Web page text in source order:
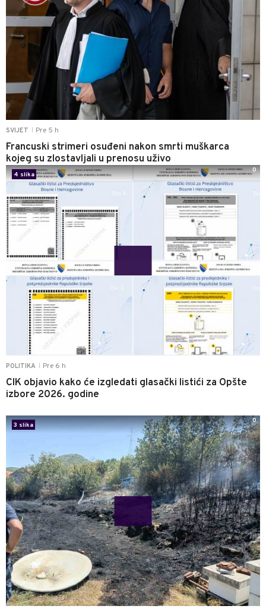
SVIJET Pre 5 h
Francuski strimeri osuđeni nakon smrti muškarca
kojeg su zlostavljali u prenosu uživo
POLITIKA Pre 6 h
CIK objavio kako će izgledati glasački listići za Opšte
izbore 2026. godine
4 slika
0
3 slika
0